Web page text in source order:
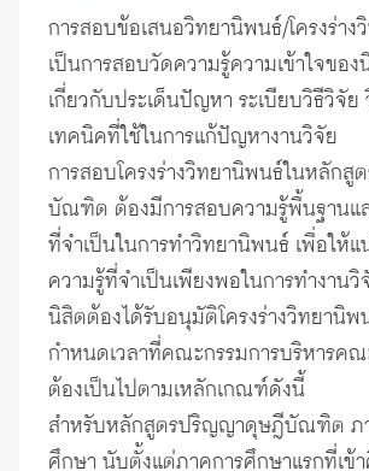
การสอบข้อเสนอวิทยานิพนธ์/โครงร่า
เป็นการสอบวัดความรู้ความเข้าใจของ
เกี่ยวกับประเด็นปัญหา ระเบียบวิธีวิจัย
เทคนิคที่ใช้ในการแก้ปัญหางานวิจัย
การสอบโครงร่างวิทยานิพนธ์ในหลัก
บัณฑิต ต้องมีการสอบความรู้พื้นฐานแล
ที่จำเป็นในการทำวิทยานิพนธ์ เพื่อให้
ความรู้ที่จำเป็นเพียงพอในการทำงานวิ
นิสิตต้องได้รับอนุมัติโครงร่างวิทยานิพ
กำหนดเวลาที่คณะกรรมการบริหารค
ต้องเป็นไปตามเหลักเกณฑ์ดังนี้
สำหรับหลักสูตรปริญญาดุษฎีบัณฑิต ภ
ศึกษา นับตั้งแต่ภาคการศึกษาแรกที่เข้